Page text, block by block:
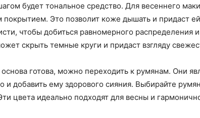
будет тональное средство. Для весеннего
покрытием. Это позволит коже дышать и придаст
чтобы добиться равномерного
скрыть темные круги и придаст взгляду
основа готова, можно переходить к румянам. Они
и добавить ему здорового сияния. Выбирайте
цвета идеально подходят для весны и